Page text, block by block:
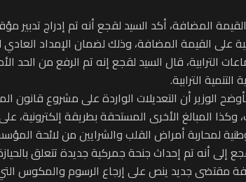
على القيمة المضافة، وذلك لضمان الإمداد
الترابية.
المبالغ الأخرى المستحقة بطريقة إلكترونية،
لمحاربة أمراض القلب والشرايين من لائحة المؤسسات
إلى أنه تم إحداث جنحة جمركية جديدة تتعلق
مقتضى جديد ينص على إرجاع الرسوم والمكوس